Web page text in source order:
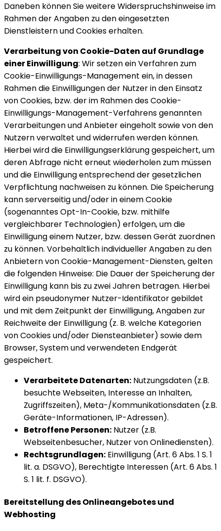
Daneben können Sie weitere Widerspruchshinweise im
Rahmen der Angaben zu den eingesetzten
Dienstleistern und Cookies erhalten.
Verarbeitung von Cookie-Daten auf Grundlage
einer Einwilligung: Wir setzen ein Verfahren zum
Cookie-Einwilligungs-Management ein, in dessen
Rahmen die Einwilligungen der Nutzer in den Einsatz
von Cookies, bzw. der im Rahmen des Cookie-
Einwilligungs-Management-Verfahrens genannten
Verarbeitungen und Anbieter eingeholt sowie von den
Nutzern verwaltet und widerrufen werden können.
Hierbei wird die Einwilligungserklärung gespeichert, um
deren Abfrage nicht erneut wiederholen zum müssen
und die Einwilligung entsprechend der gesetzlichen
Verpflichtung nachweisen zu können. Die Speicherung
kann serverseitig und/oder in einem Cookie
(sogenanntes Opt-In-Cookie, bzw. mithilfe
vergleichbarer Technologien) erfolgen, um die
Einwilligung einem Nutzer, bzw. dessen Gerät zuordnen
zu können. Vorbehaltlich individueller Angaben zu den
Anbietern von Cookie-Management-Diensten, gelten
die folgenden Hinweise: Die Dauer der Speicherung der
Einwilligung kann bis zu zwei Jahren betragen. Hierbei
wird ein pseudonymer Nutzer-Identifikator gebildet
und mit dem Zeitpunkt der Einwilligung, Angaben zur
Reichweite der Einwilligung (z. B. welche Kategorien
von Cookies und/oder Diensteanbieter) sowie dem
Browser, System und verwendeten Endgerät
gespeichert.
Verarbeitete Datenarten: Nutzungsdaten (z.B.
besuchte Webseiten, Interesse an Inhalten,
Zugriffszeiten), Meta-/Kommunikationsdaten (z.B.
Geräte-Informationen, IP-Adressen).
Betroffene Personen: Nutzer (z.B.
Webseitenbesucher, Nutzer von Onlinediensten).
Rechtsgrundlagen: Einwilligung (Art. 6 Abs. 1 S. 1
lit. a. DSGVO), Berechtigte Interessen (Art. 6 Abs. 1
S. 1 lit. f. DSGVO).
Bereitstellung des Onlineangebotes und
Webhosting